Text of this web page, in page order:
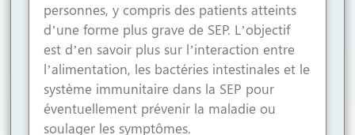
personnes, y compris des patients atteints
d’une forme plus grave de SEP. L’objectif
est d’en savoir plus sur l’interaction entre
l’alimentation, les bactéries intestinales et le
système immunitaire dans la SEP pour
éventuellement prévenir la maladie ou
soulager les symptômes.